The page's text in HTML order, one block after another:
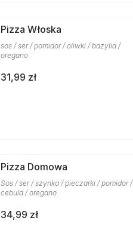
Pizza Włoska
sos / ser / pomidor / oliwki / bazylia /
oregano
31,99 zł
Pizza Domowa
Sos / ser / szynka / pieczarki / pomidor /
cebula / oregano
34,99 zł